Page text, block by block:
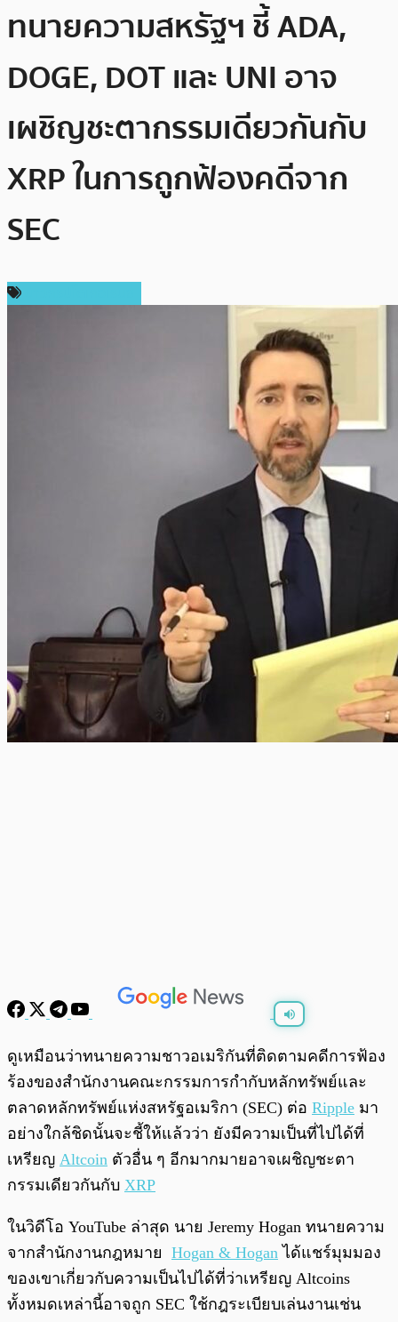
ทนายความสหรัฐฯ ชี้ ADA,
DOGE, DOT และ UNI อาจ
เผชิญชะตากรรมเดียวกันกับ
XRP ในการถูกฟ้องคดีจาก
SEC
พร้อมเล่น /
ดูเหมือนว่าทนายความชาวอเมริกันที่ติดตามคดีการฟ้อง
ร้องของสำนักงานคณะกรรมการกำกับหลักทรัพย์และ
ตลาดหลักทรัพย์แห่งสหรัฐอเมริกา (SEC) ต่อ Ripple มา
อย่างใกล้ชิดนั้นจะชี้ให้แล้วว่า ยังมีความเป็นที่ไปได้ที่
เหรียญ Altcoin ตัวอื่น ๆ อีกมากมายอาจเผชิญชะตา
กรรมเดียวกันกับ XRP
ในวิดีโอ YouTube ล่าสุด นาย Jeremy Hogan ทนายความ
จากสำนักงานกฎหมาย Hogan & Hogan ได้แชร์มุมมอง
ของเขาเกี่ยวกับความเป็นไปได้ที่ว่าเหรียญ Altcoins
ทั้งหมดเหล่านี้อาจถูก SEC ใช้กฎระเบียบเล่นงานเช่น